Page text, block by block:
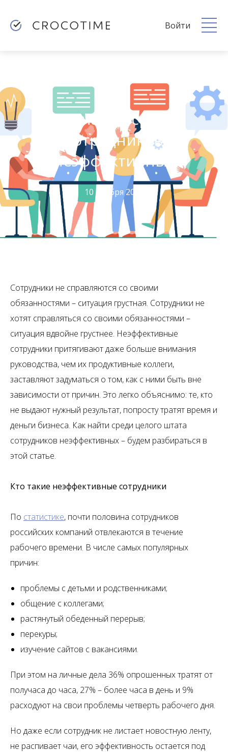
Войти
Как найти среди
сотрудников
неэффективных
10 ноября 2021
Сотрудники не справляются со своими
обязанностями – ситуация грустная. Сотрудники не
хотят справляться со своими обязанностями –
ситуация вдвойне грустнее. Неэффективные
сотрудники притягивают даже больше внимания
руководства, чем их продуктивные коллеги,
заставляют задуматься о том, как с ними быть вне
зависимости от причин. Это легко объяснимо: те, кто
не выдают нужный результат, попросту тратят время и
деньги бизнеса. Как найти среди целого штата
сотрудников неэффективных – будем разбираться в
этой статье.
Кто такие неэффективные сотрудники
По статистике, почти половина сотрудников
российских компаний отвлекаются в течение
рабочего времени. В числе самых популярных
причин:
проблемы с детьми и родственниками;
общение с коллегами;
растянутый обеденный перерыв;
перекуры;
изучение сайтов с вакансиями.
При этом на личные дела 36% опрошенных тратят от
получаса до часа, 27% – более часа в день и 9%
расходуют на свои проблемы четверть рабочего дня.
Но даже если сотрудник не листает новостную ленту,
не распивает чаи, его эффективность остается под